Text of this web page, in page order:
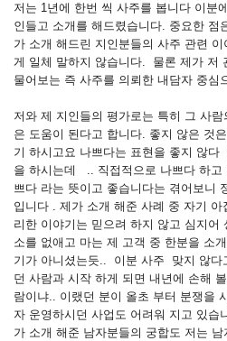
저는 1년에 한번 씩 사주를 봅니다 이분
인들고 소개를 해드렸습니다. 중요한 점
가 소개 해드린 지인분들의 사주 관련
게 일체 말하지 않습니다. 물론 제가 저
물어보는 즉 사주를 의뢰한 내담자 중심
저와 제 지인들의 평가로는 특히 그 사
은 도움이 된다고 합니다. 좋지 않은 것
기 하시고요 나쁘다는 표현을 좋지 않
을 하시는데 .. 직접적으로 나쁘다 하고
쁘다 라는 뜻이고 좋습니다는 겪어보니
입니다 . 제가 소개 해준 사례 중 자기
리한 이야기는 믿으려 하지 않고 심지어
소를 없애고 마는 제 고객 중 한분을 소
기가 아니셨는듯.. 이분 사주 맞지 않다
던 사람과 시작 하게 되면 내년에 손해
람이냐.. 이랬던 분이 올초 부터 분쟁을
자 운영하시던 사업도 어려워 지고 있습
가 소개 해준 남자분들의 궁합도 저는